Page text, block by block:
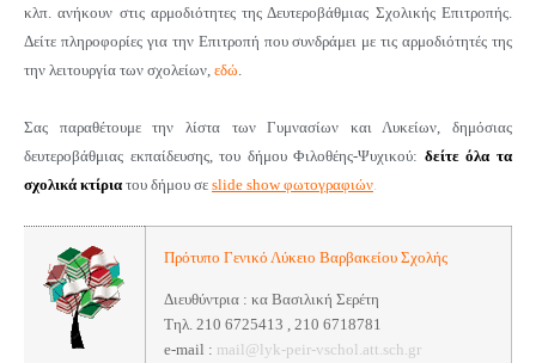
κλπ. ανήκουν στις αρμοδιότητες της Δευτεροβάθμιας Σχολικής Επιτροπής.
Δείτε πληροφορίες για την Επιτροπή που συνδράμει με τις αρμοδιότητές της
την λειτουργία των σχολείων, εδώ
Σας παραθέτουμε την λίστα των Γυμνασίων και Λυκείων, δημόσιας
δευτεροβάθμιας εκπαίδευσης, του δήμου Φιλοθέης-Ψυχικού: δείτε όλα τα
σχολικά κτίρια του δήμου σε slide show φωτογραφιών
Πρότυπο Γενικό Λύκειο Βαρβακείου Σχολής
Διευθύντρια : κα Βασιλική Σερέτη
Τηλ. 210 6725413 , 210 6718781
e-mail : mail@lyk-peir-vschol.att.sch.gr